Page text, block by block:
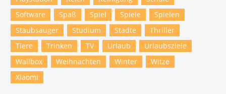
Software
Spaß Spiel Spiele
Spielen
Staubsauger
Studium Städte
Thriller
Tiere
Trinken TV Urlaub
Urlaubsziele
Wallbox
Weihnachten Winter
Witze
Xiaomi